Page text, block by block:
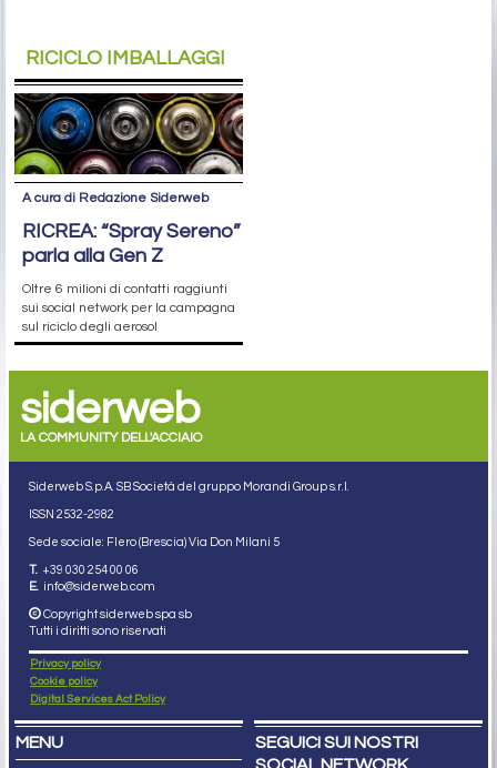
RICICLO IMBALLAGGI
A cura di Redazione Siderweb
RICREA: “Spray Sereno”
parla alla Gen Z
Oltre 6 milioni di contatti raggiunti
sui social network per la campagna
sul riciclo degli aerosol
siderweb
LA COMMUNITY DELL'ACCIAIO
Siderweb S.p.A. SB Società del gruppo Morandi Group s.r.l.
ISSN 2532-2982
Sede sociale: Flero (Brescia) Via Don Milani 5
T. +39 030 254 00 06
E. info@siderweb.com
Copyright siderweb spa sb
Tutti i diritti sono riservati
Privacy policy
Cookie policy
Digital Services Act Policy
MENU
SEGUICI SUI NOSTRI